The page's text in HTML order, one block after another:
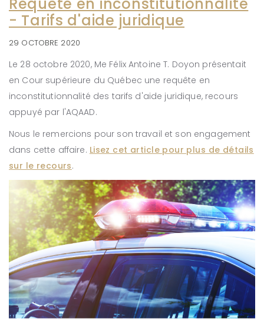
- Tarifs d'aide juridique
29 OCTOBRE 2020
Le 28 octobre 2020, Me Félix Antoine T. Doyon présentait
en Cour supérieure du Québec une requête en
inconstitutionnalité des tarifs d'aide juridique, recours
appuyé par l'AQAAD.
Nous le remercions pour son travail et son engagement
dans cette affaire. Lisez cet article pour plus de détails
sur le recours.